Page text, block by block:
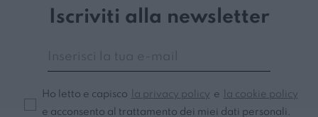
Iscriviti alla newsletter
Ho letto e capisco la privacy policy e
la cookie policy
e acconsento al trattamento dei miei dati personali.